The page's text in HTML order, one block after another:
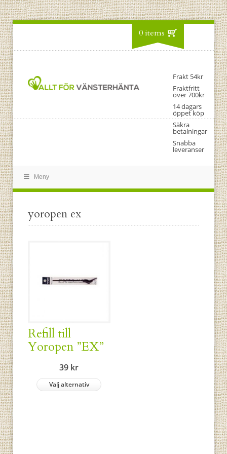
0 items
Frakt 54kr
Fraktfritt
över 700kr
14 dagars
öppet köp
Säkra
betalningar
Snabba
leveranser
Meny
yoropen ex
Refill till
Yoropen ”EX”
39 kr
Välj alternativ